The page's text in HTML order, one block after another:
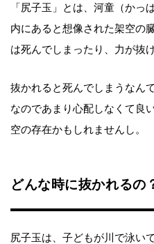
「尻子玉」とは、河童（かっ
内にあると想像された架空の
は死んでしまったり、力が抜
抜かれると死んでしまうなん
なのであまり心配しなくて良
空の存在かもしれませんし。
どんな時に抜かれるの
尻子玉は、子どもが川で泳い